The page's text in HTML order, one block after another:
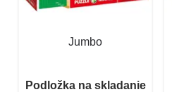
Jumbo
Podložka na skladanie